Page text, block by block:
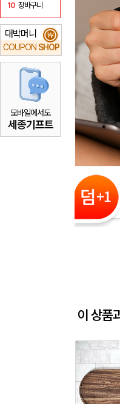
10 장바구니
대박머니
COUPON SHOP
₩
모바일에서도
세종기프트
이 상품